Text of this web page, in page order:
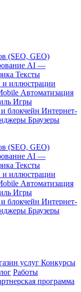
(SEO, GEO)
AI —
Тексты
и иллюстрации
Автоматизация
Игры
блокчейн Интернет-
Браузеры
(SEO, GEO)
AI —
Тексты
и иллюстрации
Автоматизация
Игры
блокчейн Интернет-
Браузеры
услуг Конкурсы
Работы
программа